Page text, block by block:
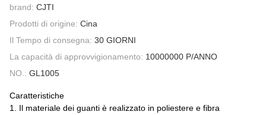
brand: CJTI
Prodotti di origine: Cina
Il Tempo di consegna: 30 GIORNI
La capacità di approvvigionamento: 10000000 P/ANNO
NO.: GL1005
Caratteristiche
1. Il materiale dei guanti è realizzato in poliestere e fibra